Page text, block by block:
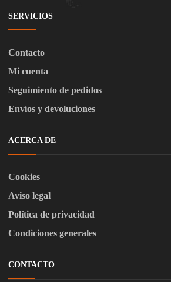
SERVICIOS
Contacto
Mi cuenta
Seguimiento de pedidos
Envíos y devoluciones
ACERCA DE
Cookies
Aviso legal
Política de privacidad
Condiciones generales
CONTACTO